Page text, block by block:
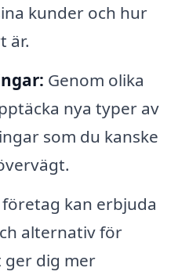
kunder och hur
är.
Genom olika
nya typer av
som du kanske
företag kan erbjuda
alternativ för
ger dig mer